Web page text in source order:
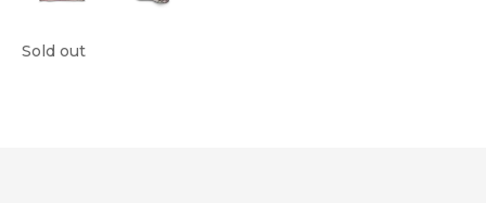
Sold out